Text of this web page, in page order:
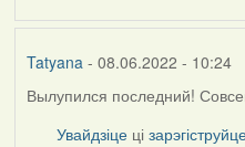
Tatyana- 08.06.2022 - 10:24
Вылупился последний!
Увайдзіце ці